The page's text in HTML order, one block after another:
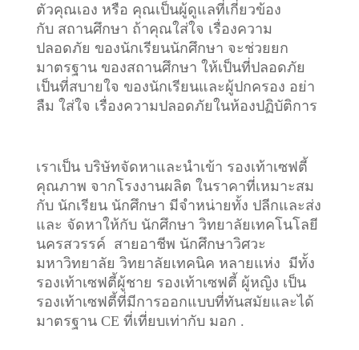
ตัวคุณเอง หรือ คุณเป็นผู้ดูแลที่เกี่ยวข้อง
กับ สถานศึกษา ถ้าคุณใส่ใจ เรื่องความ
ปลอดภัย ของนักเรียนนักศึกษา จะช่วยยก
มาตรฐาน ของสถานศึกษา ให้เป็นที่ปลอดภัย
เป็นที่สบายใจ ของนักเรียนและผู้ปกครอง อย่า
ลืม ใส่ใจ เรื่องความปลอดภัยในห้องปฏิบัติการ
เราเป็น บริษัทจัดหาและนำเข้า รองเท้าเซฟตี้
คุณภาพ จากโรงงานผลิต ในราคาที่เหมาะสม
กับ นักเรียน นักศึกษา มีจำหน่ายทั้ง ปลีกและส่ง
และ จัดหาให้กับ นักศึกษา วิทยาลัยเทคโนโลยี
นครสวรรค์ สายอาชีพ นักศึกษาวิศวะ
มหาวิทยาลัย วิทยาลัยเทคนิค หลายแห่ง มีทั้ง
รองเท้าเซฟตี้ผู้ชาย รองเท้าเซฟตี้ ผู้หญิง เป็น
รองเท้าเซฟตี้ที่มีการออกแบบที่ทันสมัยและได้
มาตรฐาน CE ที่เที่ยบเท่ากับ มอก .